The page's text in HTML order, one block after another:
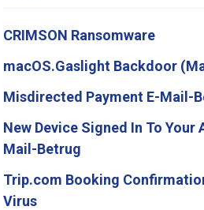
CRIMSON Ransomware
macOS.Gaslight Backdoor
Misdirected Payment E-Mail-
New Device Signed In To Your
Mail-Betrug
Trip.com Booking
Virus